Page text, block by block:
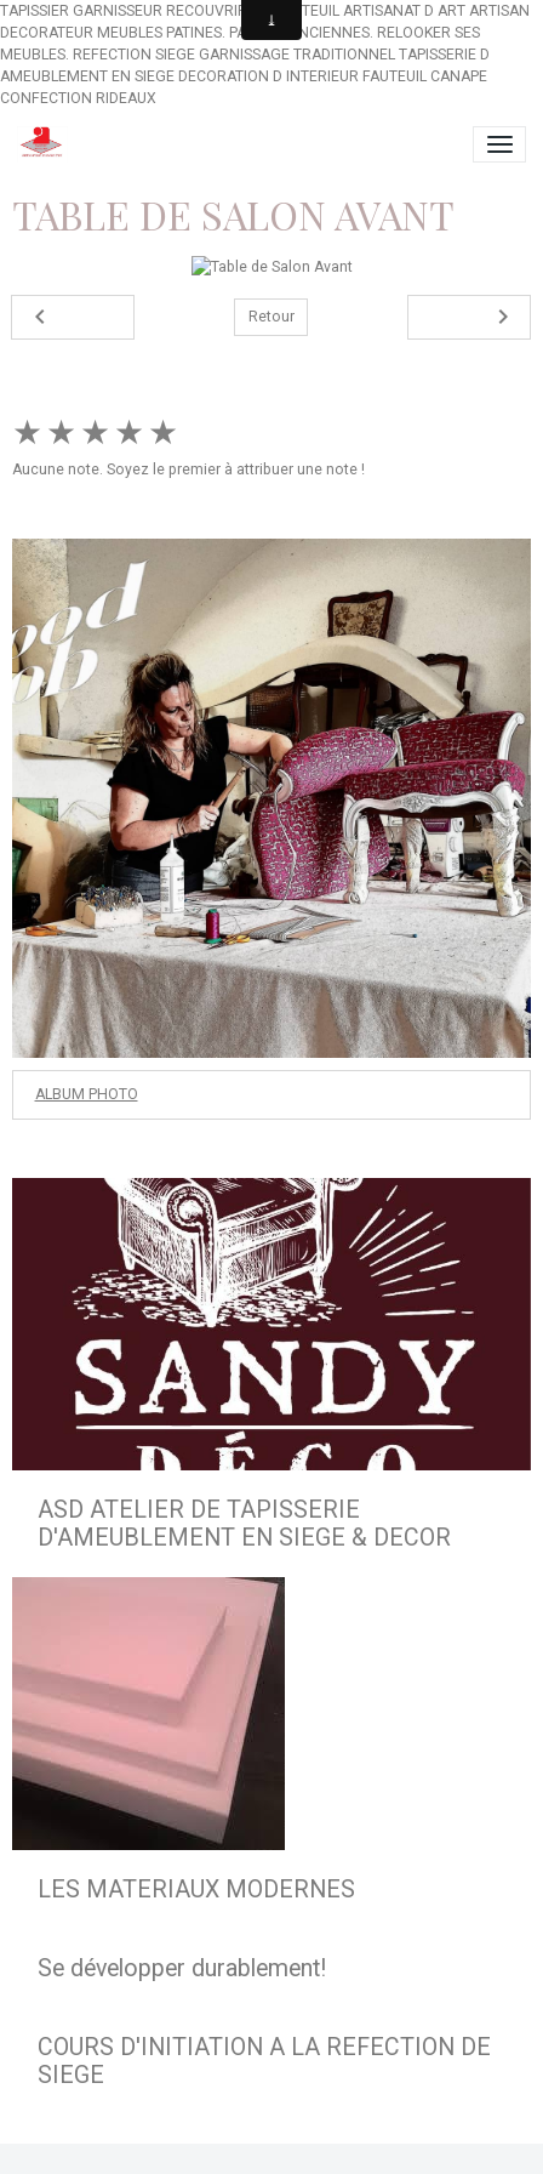
TAPISSIER GARNISSEUR RECOUVRIR UN FAUTEUIL ARTISANAT D ART ARTISAN
DECORATEUR MEUBLES PATINES. PATINES ANCIENNES. RELOOKER SES
MEUBLES. REFECTION SIEGE GARNISSAGE TRADITIONNEL TAPISSERIE D
AMEUBLEMENT EN SIEGE DECORATION D INTERIEUR FAUTEUIL CANAPE
CONFECTION RIDEAUX
TABLE DE SALON AVANT
Retour
★ ★ ★ ★ ★
Aucune note. Soyez le premier à attribuer une note !
ALBUM PHOTO
ASD ATELIER DE TAPISSERIE
D'AMEUBLEMENT EN SIEGE & DECOR
LES MATERIAUX MODERNES
Se développer durablement!
COURS D'INITIATION A LA REFECTION DE
SIEGE